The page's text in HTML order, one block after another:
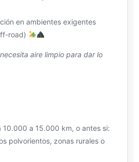
en ambientes exigentes
road)
aire limpio para dar lo
10.000 a 15.000 km, o antes si:
polvorientos, zonas rurales o